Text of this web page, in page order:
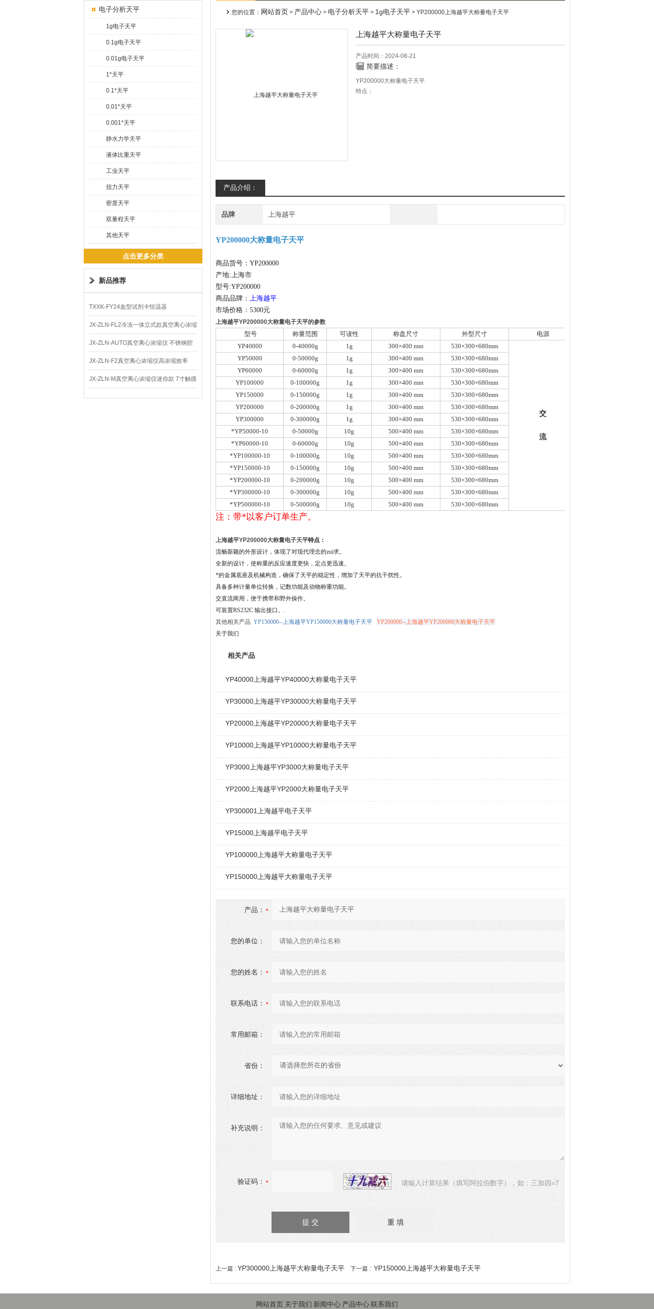
电子分析天平
1g电子天平
0.1g电子天平
0.01g电子天平
1*天平
0.1*天平
0.01*天平
0.001*天平
静水力学天平
液体比重天平
工业天平
扭力天平
密度天平
双量程天平
其他天平
点击更多分类
新品推荐
TXXK-FY24血型试剂卡恒温器
JX-ZLN-FL2冷冻一体立式款真空离心浓缩
仪 低温功能
JX-ZLN-AUTO真空离心浓缩仪 不锈钢腔
体
JX-ZLN-F2真空离心浓缩仪高浓缩效率
JX-ZLN-M真空离心浓缩仪迷你款 7寸触摸
屏
您的位置： 网站首页 > 产品中心 > 电子分析天平 > 1g电子天平 > YP200000上海越平大称量电子天平
上海越平大称量电子天平
产品时间：2024-08-21
简要描述：
YP200000大称量电子天平
特点：
产品介绍：
品牌 上海越平
YP200000大称量电子天平
商品货号：YP200000
产地:上海市
型号:YP200000
商品品牌： 上海越平
市场价格：5300元
上海越平YP200000大称量电子天平的参数
型号 称量范围 可读性 称盘尺寸 外型尺寸
电源
YP40000
0-40000g 1g 300×400 mm 530×300×680mm
交
流
YP50000 0-50000g 1g 300×400 mm
530×300×680mm
YP60000
0-60000g 1g 300×400 mm
530×300×680mm
YP100000
0-100000g 1g 300×400 mm
530×300×680mm
YP150000
0-150000g 1g 300×400 mm
530×300×680mm
YP200000
0-200000g 1g 300×400 mm
530×300×680mm
YP300000
0-300000g 1g 300×400 mm
530×300×680mm
*YP50000-10
0-50000g 10g 500×400 mm
530×300×680mm
*YP60000-10
0-60000g 10g 500×400 mm
530×300×680mm
*YP100000-10
0-100000g 10g 500×400 mm
530×300×680mm
*YP150000-10
0-150000g 10g 500×400 mm
530×300×680mm
*YP200000-10
0-200000g 10g 500×400 mm
530×300×680mm
*YP300000-10
0-300000g 10g 500×400 mm
530×300×680mm
*YP500000-10
0-500000g 10g 500×400 mm 530×300×680mm
注：带*以客户订单生产。
上海越平YP200000大称量电子天平特点：
流畅新颖的外形设计，体现了对现代理念的zui求。
全新的设计，使称重的反应速度更快，定点更迅速。
*的金属底座及机械构造，确保了天平的稳定性，增加了天平的抗干扰性。
具备多种计量单位转换，记数功能及动物称重功能。
交直流两用，便于携带和野外操作。
可装置RS232C 输出接口。.
其他相关产品 YP150000--上海越平YP150000大称量电子天平
YP200000--上海越平YP200000大称量电子天平
关于我们
相关产品
YP40000上海越平YP40000大称量电子天平
YP30000上海越平YP30000大称量电子天平
YP20000上海越平YP20000大称量电子天平
YP10000上海越平YP10000大称量电子天平
YP3000上海越平YP3000大称量电子天平
YP2000上海越平YP2000大称量电子天平
YP300001上海越平电子天平
YP15000上海越平电子天平
YP100000上海越平大称量电子天平
YP150000上海越平大称量电子天平
产品：
您的单位：
您的姓名：
联系电话：
常用邮箱：
省份：
详细地址：
补充说明：
验证码： 请输入计算结果（填写阿拉伯数字），如：三加四=7
上一篇 : YP300000上海越平大称量电子天平 下一篇 : YP150000上海越平大称量电子天平
网站首页 关于我们 新闻中心 产品中心联系我们